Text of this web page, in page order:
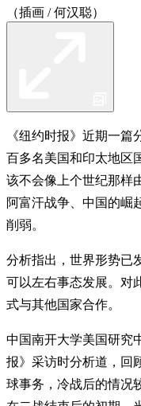
（插画 / 何汉聪）
《纽约时报》近期一
百多名美国和印太地区
该不会像上个世纪那样
阿富汗战争、中国的崛
削弱。
分析指出，世界形势已
可以左右事态发展。对
式与其他国家合作。
中国南开大学美国研究
报》采访时分析道，回
球事务，冷战后的情况